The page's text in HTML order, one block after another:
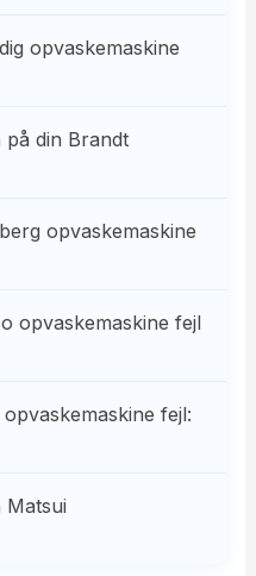
opvaskemaskine
på din Brandt
opvaskemaskine
opvaskemaskine fejl
fejl:
Matsui